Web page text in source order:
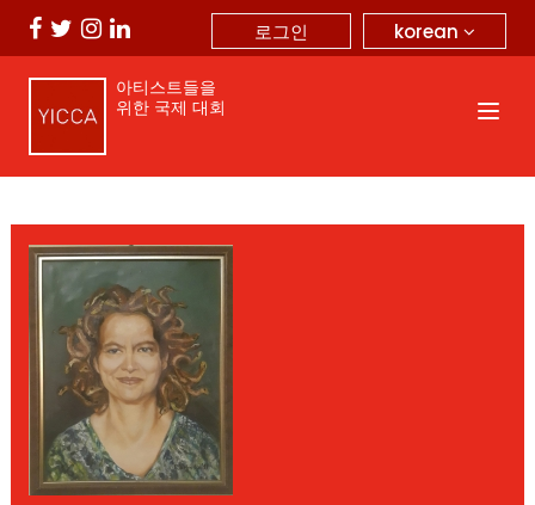
korean
로그인
아티스트들을
위한 국제 대회